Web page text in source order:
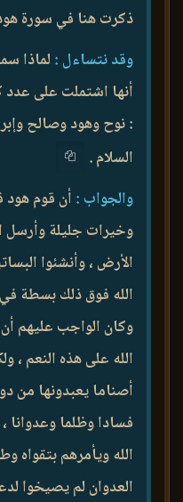
ذكرت هنا في سورة هود من
وقد نتساءل : لماذا
أنها اشتملت على
: نوح وهود وصالح
السلام .
والجواب : أن قوم هود
وخيرات جليلة وأرسل
الأرض ، وأنشئوا
الله فوق ذلك بسطة
وكان الواجب عليهم
الله على هذه النعم ،
أصناما يعبدونها من
فسادا وظلما وعدوانا
الله ويأمرهم بتقواه
العدوان لم يصيخوا